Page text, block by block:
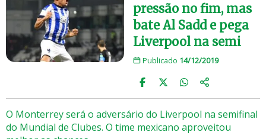
pressão no fim, mas
bate Al Sadd e pega
Liverpool na semi
Publicado 14/12/2019
O Monterrey será o adversário do Liverpool na semifinal
do Mundial de Clubes. O time mexicano aproveitou